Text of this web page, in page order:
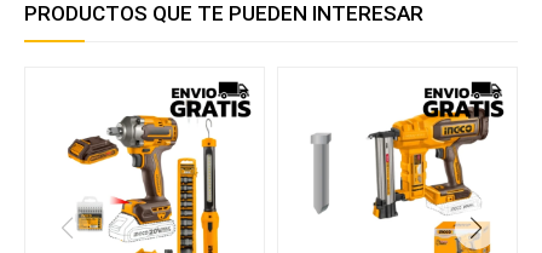
PRODUCTOS QUE TE PUEDEN INTERESAR